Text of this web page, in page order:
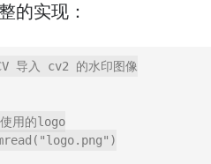
的实现：
导入 cv2 的水印图像
用的logo